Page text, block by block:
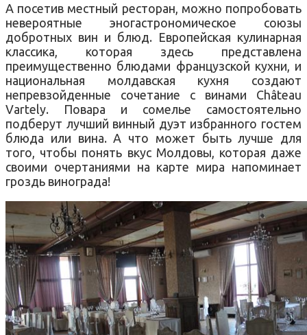
А посетив местный ресторан, можно попробовать
невероятные эногастрономическое союзы
добротных вин и блюд. Европейская кулинарная
классика, которая здесь представлена
преимущественно блюдами французской кухни, и
национальная молдавская кухня создают
непревзойденные сочетание с винами Château
Vartely. Повара и сомелье самостоятельно
подберут лучший винный дуэт избранного гостем
блюда или вина. А что может быть лучше для
того, чтобы понять вкус Молдовы, которая даже
своими очертаниями на карте мира напоминает
гроздь винограда!